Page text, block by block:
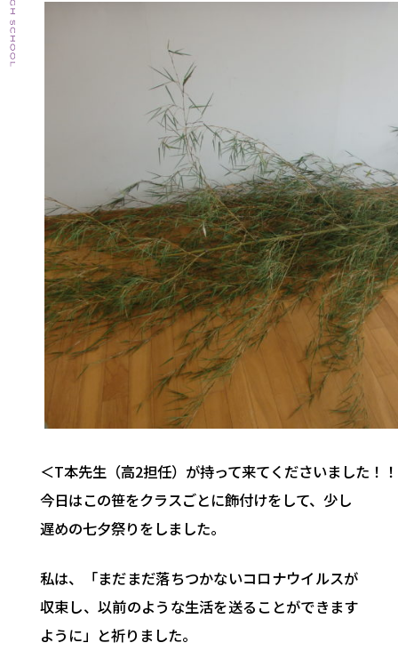
＜T本先生（高2担任）が持って来てくださいました！
今日はこの笹をクラスごとに飾付けをして、少し
遅めの七夕祭りをしました。
私は、「まだまだ落ちつかないコロナウイルスが
収束し、以前のような生活を送ることができます
ように」と祈りました。